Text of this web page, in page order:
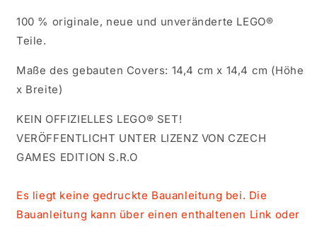
100 % originale, neue und unveränderte LEGO®
Teile.
Maße des gebauten Covers: 14,4 cm x 14,4 cm (Höhe
x Breite)
KEIN OFFIZIELLES LEGO® SET!
VERÖFFENTLICHT UNTER LIZENZ VON CZECH
GAMES EDITION S.R.O
Es liegt keine gedruckte Bauanleitung bei. Die
Bauanleitung kann über einen enthaltenen Link oder